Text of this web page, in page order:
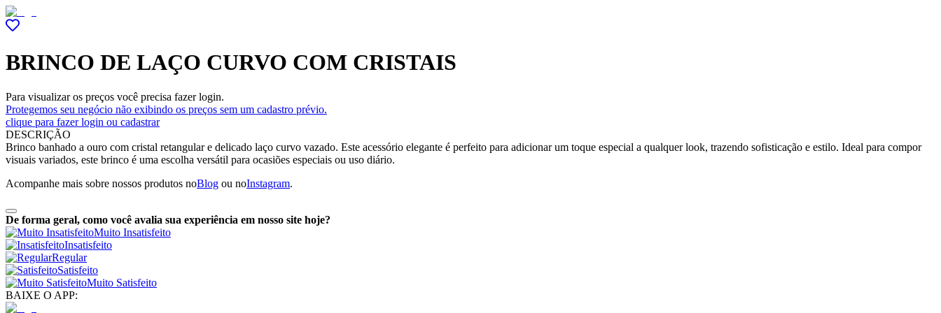
BRINCO DE LAÇO CURVO COM CRISTAIS
Para visualizar os preços você precisa fazer login.
Protegemos seu negócio não exibindo os preços sem um cadastro prévio.
clique para fazer login ou cadastrar
DESCRIÇÃO
Brinco banhado a ouro com cristal retangular e delicado laço curvo vazado. Este acessório elegante é perfeito para adicionar um toque especial a qualquer look, trazendo sofisticação e estilo. Ideal para compor
visuais variados, este brinco é uma escolha versátil para ocasiões especiais ou uso diário.
Acompanhe mais sobre nossos produtos noBlog ou noInstagram.
De forma geral, como você avalia sua experiência em nosso site hoje?
Muito Insatisfeito
Insatisfeito
Regular
Satisfeito
Muito Satisfeito
BAIXE O APP: